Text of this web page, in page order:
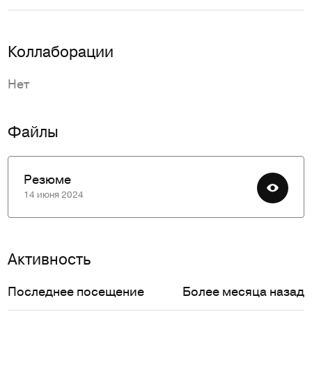
Коллаборации
Нет
Файлы
Резюме
14 июня 2024
Активность
Последнее посещение Более месяца назад